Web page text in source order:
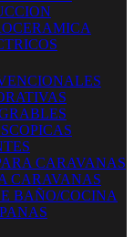
CARAVANAS
CARAVANAS
BAÑO/COCINA